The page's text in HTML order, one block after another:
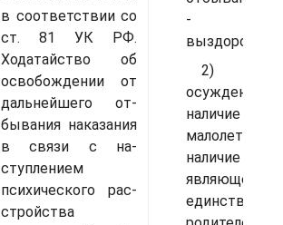
в соответствии со
ст. 81 УК РФ.
Ходатайство об
освобождении от
дальнейшего от­
бывания наказания
в связи с на­
ступлением
психического рас­
стройства
- до
2)
наличие у
являюще­гося